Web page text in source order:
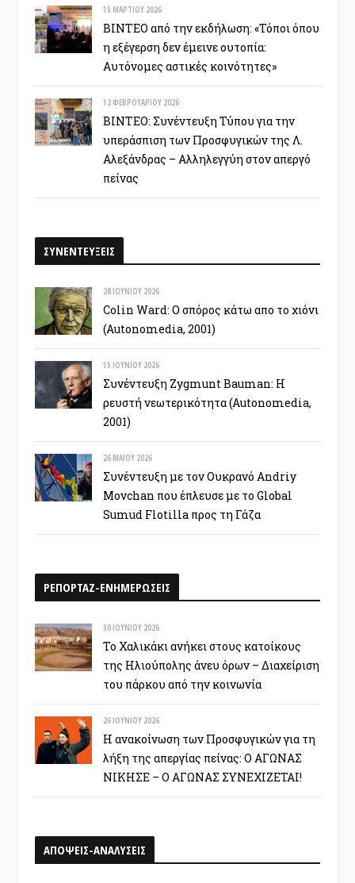
15 ΜΑΡΤΊΟΥ 2026
ΒΙΝΤΕΟ από την εκδήλωση: «Τόποι όπου
η εξέγερση δεν έμεινε ουτοπία:
Αυτόνομες αστικές κοινότητες»
12 ΦΕΒΡΟΥΑΡΊΟΥ 2026
ΒΙΝΤΕΟ: Συνέντευξη Τύπου για την
υπεράσπιση των Προσφυγικών της Λ.
Αλεξάνδρας – Αλληλεγγύη στον απεργό
πείνας
ΣΥΝΕΝΤΕΥΞΕΙΣ
28 ΙΟΥΝΊΟΥ 2026
Colin Ward: Ο σπόρος κάτω απο το χιόνι
(Autonomedia, 2001)
15 ΙΟΥΝΊΟΥ 2026
Συνέντευξη Zygmunt Bauman: Η
ρευστή νεωτερικότητα (Autonomedia,
2001)
26 ΜΑΪ́ΟΥ 2026
Συνέντευξη με τον Ουκρανό Andriy
Movchan που έπλευσε με το Global
Sumud Flotilla προς τη Γάζα
ΡΕΠΟΡΤΑΖ-ΕΝΗΜΕΡΩΣΕΙΣ
30 ΙΟΥΝΊΟΥ 2026
Το Χαλικάκι ανήκει στους κατοίκους
της Ηλιούπολης άνευ όρων – Διαχείριση
του πάρκου από την κοινωνία
26 ΙΟΥΝΊΟΥ 2026
Η ανακοίνωση των Προσφυγικών για τη
λήξη της απεργίας πείνας: Ο ΑΓΩΝΑΣ
ΝΙΚΗΣΕ – Ο ΑΓΩΝΑΣ ΣΥΝΕΧΙΖΕΤΑΙ!
ΑΠΟΨΕΙΣ-ΑΝΑΛΥΣΕΙΣ